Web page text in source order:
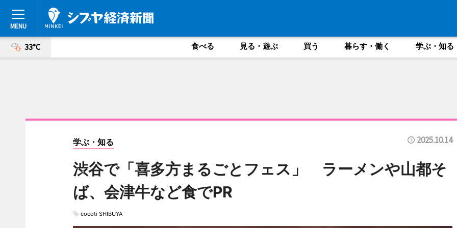
33°C 食べる 見る・遊ぶ 買う 暮らす・働く 学ぶ・知る
学ぶ・知る 2025.10.14
渋谷で「喜多方まるごとフェス」 ラーメンや山都そ
ば、会津牛など食でPR
cocoti SHIBUYA